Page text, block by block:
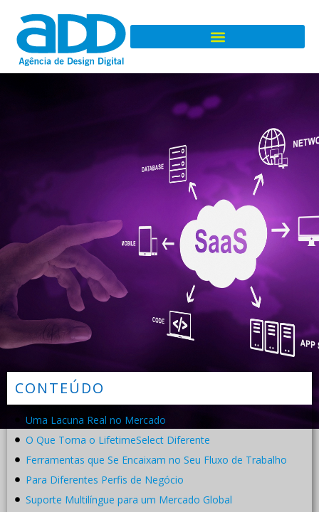
CONTEÚDO
Uma Lacuna Real no Mercado
O Que Torna o LifetimeSelect Diferente
Ferramentas que Se Encaixam no Seu Fluxo de Trabalho
Para Diferentes Perfis de Negócio
Suporte Multilíngue para um Mercado Global